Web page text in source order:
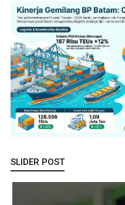
SLIDER POST